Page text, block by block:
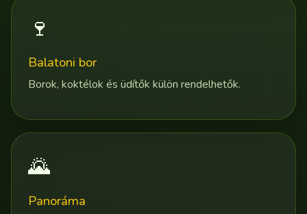
🍷
Balatoni bor
Borok, koktélok és üdítők külön rendelhetők.
🌄
Panoráma